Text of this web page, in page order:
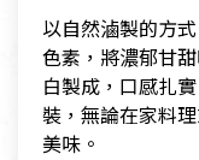
以自然滷製的方
色素，將濃郁甘
白製成，口感扎
裝，無論在家料
美味。